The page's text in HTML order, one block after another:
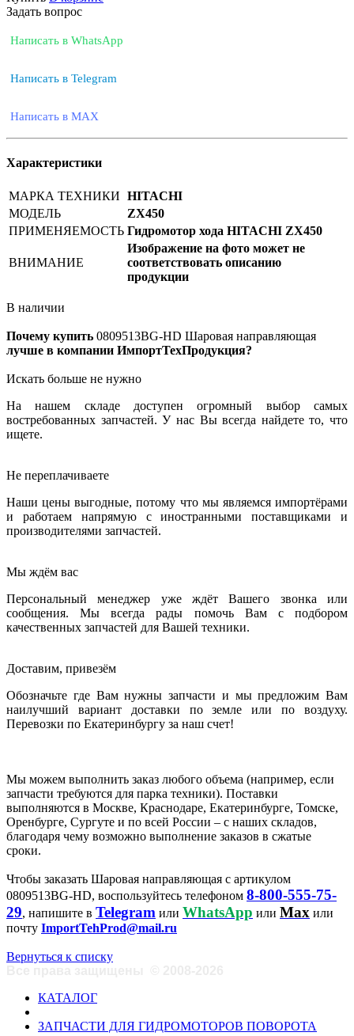
Задать вопрос
Написать в WhatsApp
Написать в Telegram
Написать в MAX
Характеристики
МАРКА ТЕХНИКИ HITACHI
МОДЕЛЬ
ZX450
ПРИМЕНЯЕМОСТЬ Гидромотор хода HITACHI ZX450
ВНИМАНИЕ
Изображение на фото может не
соответствовать описанию
продукции
В наличии
Почему купить 0809513BG-HD Шаровая направляющая
лучше в компании ИмпортТехПродукция?
Искать больше не нужно
На нашем складе доступен огромный выбор самых
востребованных запчастей. У нас Вы всегда найдете то, что
ищете.
Не переплачиваете
Наши цены выгодные, потому что мы являемся импортёрами
и работаем напрямую с иностранными поставщиками и
производителями запчастей.
Мы ждём вас
Персональный менеджер уже ждёт Вашего звонка или
сообщения. Мы всегда рады помочь Вам с подбором
качественных запчастей для Вашей техники.
Доставим, привезём
Обозначьте где Вам нужны запчасти и мы предложим Вам
наилучший вариант доставки по земле или по воздуху.
Перевозки по Екатеринбургу за наш счет!
Мы можем выполнить заказ любого объема (например, если
запчасти требуются для парка техники). Поставки
выполняются в Москве, Краснодаре, Екатеринбурге, Томске,
Оренбурге, Сургуте и по всей России – с наших складов,
благодаря чему возможно выполнение заказов в сжатые
сроки.
Чтобы заказать Шаровая направляющая с артикулом
0809513BG-HD, воспользуйтесь телефоном 8-800-555-75-
29, напишите в Telegram или WhatsApp или Max или
почту ImportTehProd@mail.ru
Вернуться к списку
КАТАЛОГ
ЗАПЧАСТИ ДЛЯ ГИДРОМОТОРОВ ПОВОРОТА